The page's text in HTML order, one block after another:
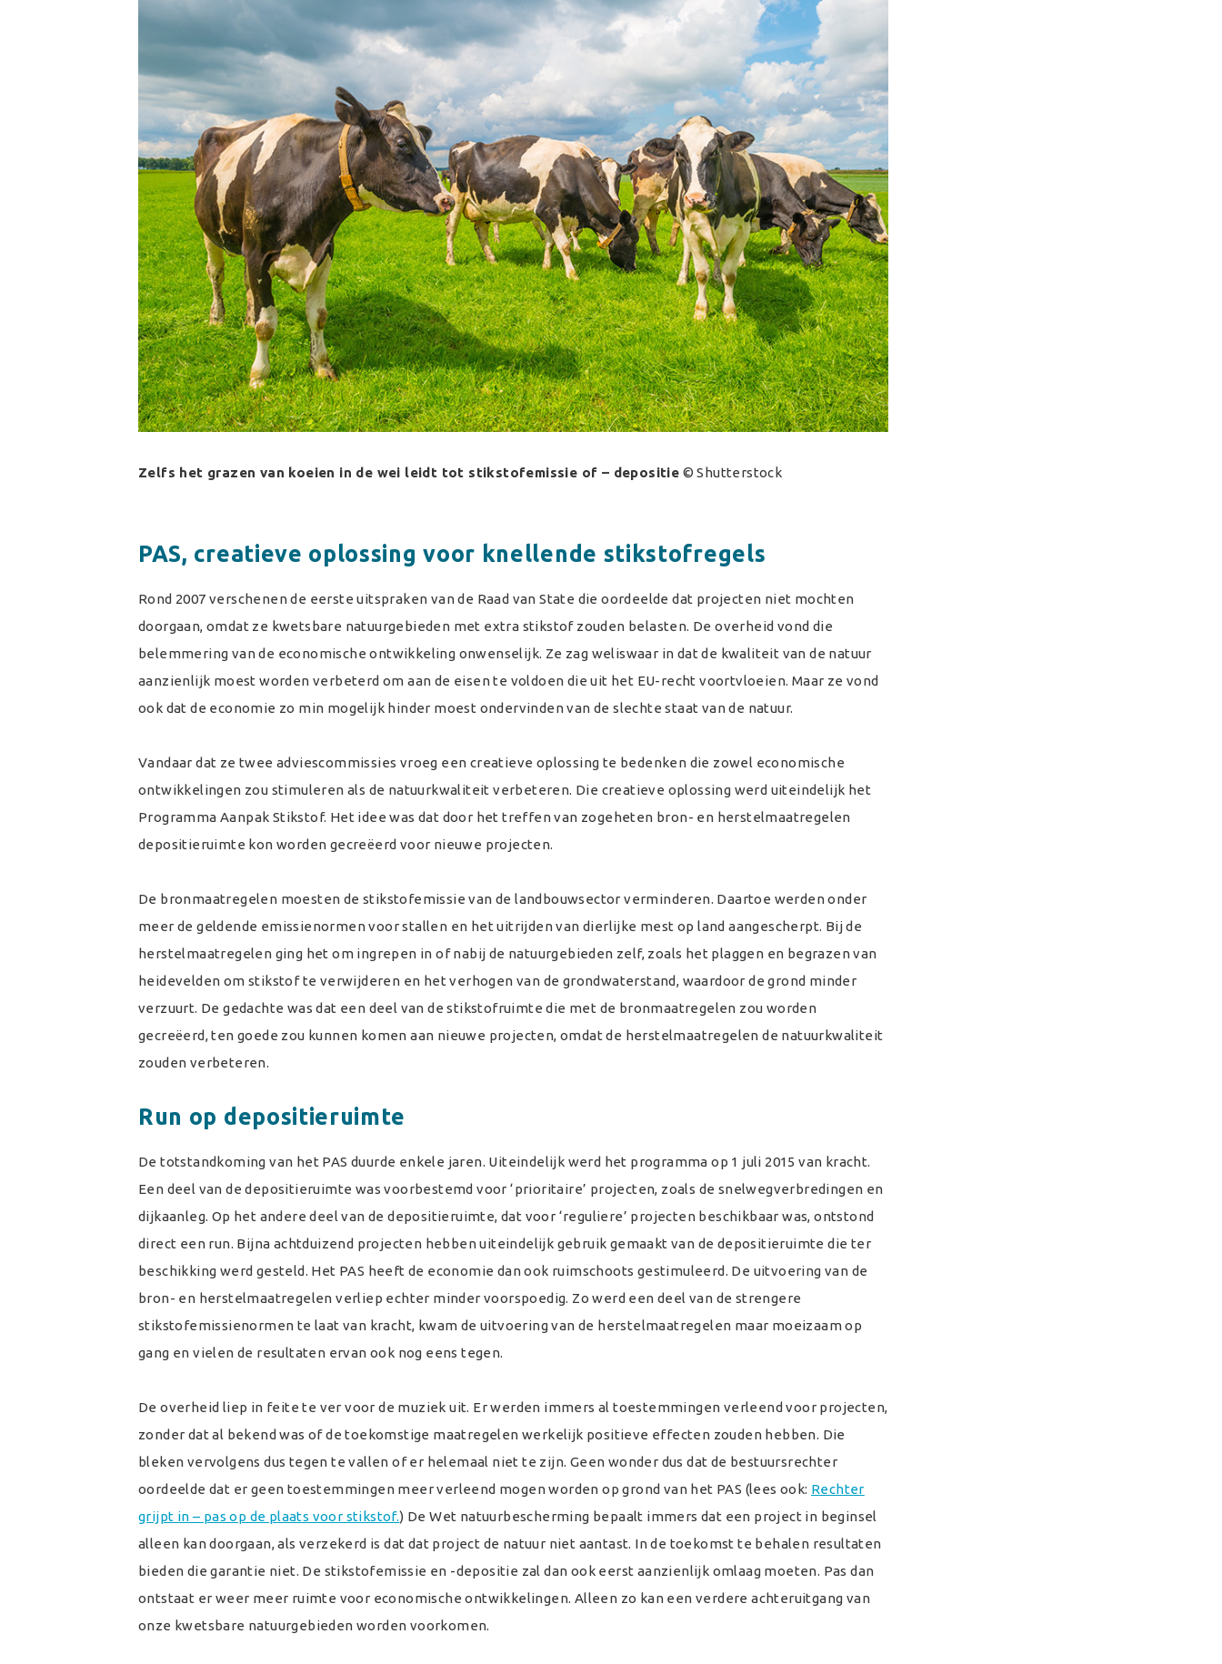
Zelfs het grazen van koeien in de wei leidt tot stikstofemissie of – depositie © Shutterstock
PAS, creatieve oplossing voor knellende stikstofregels
Rond 2007 verschenen de eerste uitspraken van de Raad van State die oordeelde dat projecten niet mochten
doorgaan, omdat ze kwetsbare natuurgebieden met extra stikstof zouden belasten. De overheid vond die
belemmering van de economische ontwikkeling onwenselijk. Ze zag weliswaar in dat de kwaliteit van de natuur
aanzienlijk moest worden verbeterd om aan de eisen te voldoen die uit het EU-recht voortvloeien. Maar ze vond
ook dat de economie zo min mogelijk hinder moest ondervinden van de slechte staat van de natuur.
Vandaar dat ze twee adviescommissies vroeg een creatieve oplossing te bedenken die zowel economische
ontwikkelingen zou stimuleren als de natuurkwaliteit verbeteren. Die creatieve oplossing werd uiteindelijk het
Programma Aanpak Stikstof. Het idee was dat door het treffen van zogeheten bron- en herstelmaatregelen
depositieruimte kon worden gecreëerd voor nieuwe projecten.
De bronmaatregelen moesten de stikstofemissie van de landbouwsector verminderen. Daartoe werden onder
meer de geldende emissienormen voor stallen en het uitrijden van dierlijke mest op land aangescherpt. Bij de
herstelmaatregelen ging het om ingrepen in of nabij de natuurgebieden zelf, zoals het plaggen en begrazen van
heidevelden om stikstof te verwijderen en het verhogen van de grondwaterstand, waardoor de grond minder
verzuurt. De gedachte was dat een deel van de stikstofruimte die met de bronmaatregelen zou worden
gecreëerd, ten goede zou kunnen komen aan nieuwe projecten, omdat de herstelmaatregelen de natuurkwaliteit
zouden verbeteren.
Run op depositieruimte
De totstandkoming van het PAS duurde enkele jaren. Uiteindelijk werd het programma op 1 juli 2015 van kracht.
Een deel van de depositieruimte was voorbestemd voor ‘prioritaire’ projecten, zoals de snelwegverbredingen en
dijkaanleg. Op het andere deel van de depositieruimte, dat voor ‘reguliere’ projecten beschikbaar was, ontstond
direct een run. Bijna achtduizend projecten hebben uiteindelijk gebruik gemaakt van de depositieruimte die ter
beschikking werd gesteld. Het PAS heeft de economie dan ook ruimschoots gestimuleerd. De uitvoering van de
bron- en herstelmaatregelen verliep echter minder voorspoedig. Zo werd een deel van de strengere
stikstofemissienormen te laat van kracht, kwam de uitvoering van de herstelmaatregelen maar moeizaam op
gang en vielen de resultaten ervan ook nog eens tegen.
De overheid liep in feite te ver voor de muziek uit. Er werden immers al toestemmingen verleend voor projecten,
zonder dat al bekend was of de toekomstige maatregelen werkelijk positieve effecten zouden hebben. Die
bleken vervolgens dus tegen te vallen of er helemaal niet te zijn. Geen wonder dus dat de bestuursrechter
oordeelde dat er geen toestemmingen meer verleend mogen worden op grond van het PAS (lees ook: Rechter
grijpt in – pas op de plaats voor stikstof.) De Wet natuurbescherming bepaalt immers dat een project in beginsel
alleen kan doorgaan, als verzekerd is dat dat project de natuur niet aantast. In de toekomst te behalen resultaten
bieden die garantie niet. De stikstofemissie en -depositie zal dan ook eerst aanzienlijk omlaag moeten. Pas dan
ontstaat er weer meer ruimte voor economische ontwikkelingen. Alleen zo kan een verdere achteruitgang van
onze kwetsbare natuurgebieden worden voorkomen.